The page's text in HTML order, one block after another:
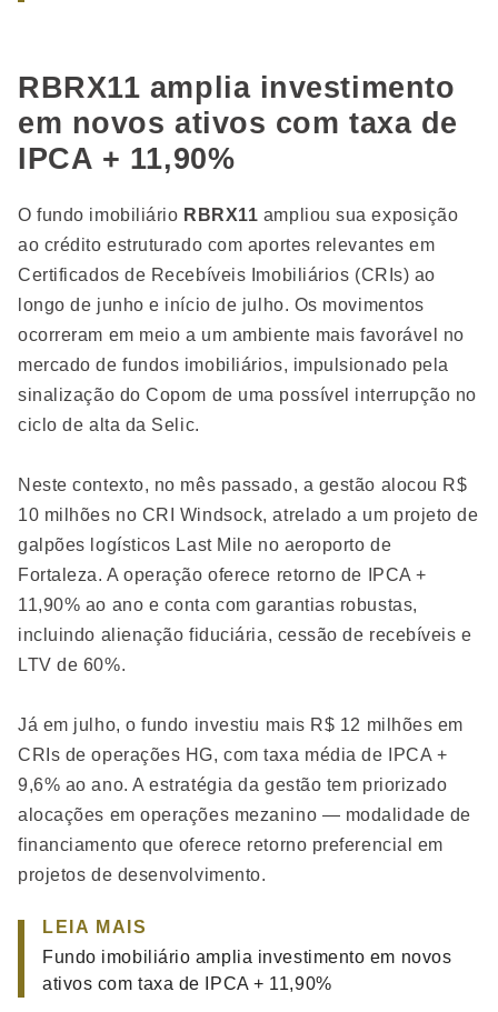
RBRX11 amplia investimento
em novos ativos com taxa de
IPCA + 11,90%
O fundo imobiliário RBRX11 ampliou sua exposição
ao crédito estruturado com aportes relevantes em
Certificados de Recebíveis Imobiliários (CRIs) ao
longo de junho e início de julho. Os movimentos
ocorreram em meio a um ambiente mais favorável no
mercado de fundos imobiliários, impulsionado pela
sinalização do Copom de uma possível interrupção no
ciclo de alta da Selic.
Neste contexto, no mês passado, a gestão alocou R$
10 milhões no CRI Windsock, atrelado a um projeto de
galpões logísticos Last Mile no aeroporto de
Fortaleza. A operação oferece retorno de IPCA +
11,90% ao ano e conta com garantias robustas,
incluindo alienação fiduciária, cessão de recebíveis e
LTV de 60%.
Já em julho, o fundo investiu mais R$ 12 milhões em
CRIs de operações HG, com taxa média de IPCA +
9,6% ao ano. A estratégia da gestão tem priorizado
alocações em operações mezanino — modalidade de
financiamento que oferece retorno preferencial em
projetos de desenvolvimento.
LEIA MAIS
Fundo imobiliário amplia investimento em novos
ativos com taxa de IPCA + 11,90%